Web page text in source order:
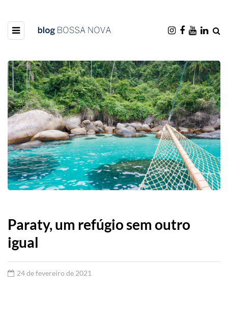
Paraty, um refúgio sem outro
igual
24 de fevereiro de 2021